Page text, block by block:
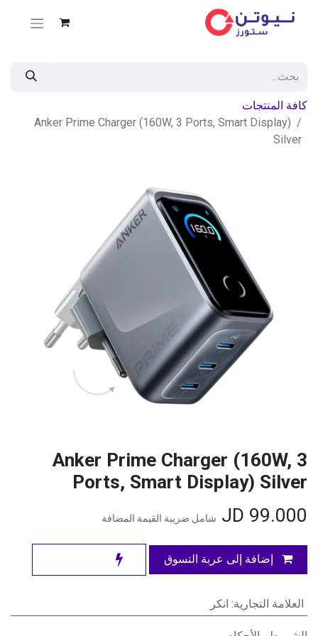
كافة المنتجات
Anker Prime Charger (160W, 3 Ports, Smart Display)
Silver
Anker Prime Charger (160W, 3
Ports, Smart Display) Silver
99.000
شامل ضريبة القيمة المضافة
إضافة إلى عربة التسوق
العلامة التجارية: انكر